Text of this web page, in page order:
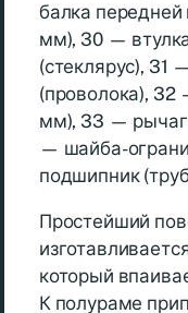
балка
мм), 30 —
(стеклярус), 31
(проволока), 32
мм), 33 — рычаг
— шайба-
подшипник
Простейший
который
К полураме